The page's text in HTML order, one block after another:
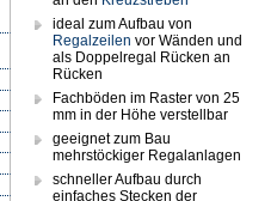
ideal zum Aufbau von
Regalzeilen vor Wänden und
als Doppelregal Rücken an
Rücken
Fachböden im Raster von 25
mm in der Höhe verstellbar
geeignet zum Bau
mehrstöckiger Regalanlagen
schneller Aufbau durch
einfaches Stecken der